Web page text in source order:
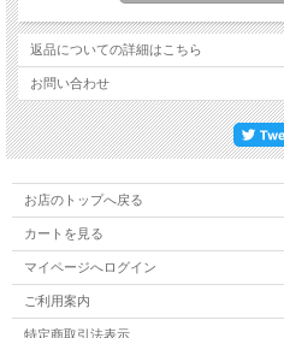
返品についての詳細はこちら
お問い合わせ
お店のトップへ戻る
カートを見る
マイページへログイン
ご利用案内
特定商取引法表示